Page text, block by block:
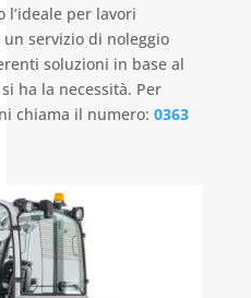
l’ideale per lavori
un servizio di noleggio
soluzioni in base al
ha la necessità. Per
chiama il numero: 0363